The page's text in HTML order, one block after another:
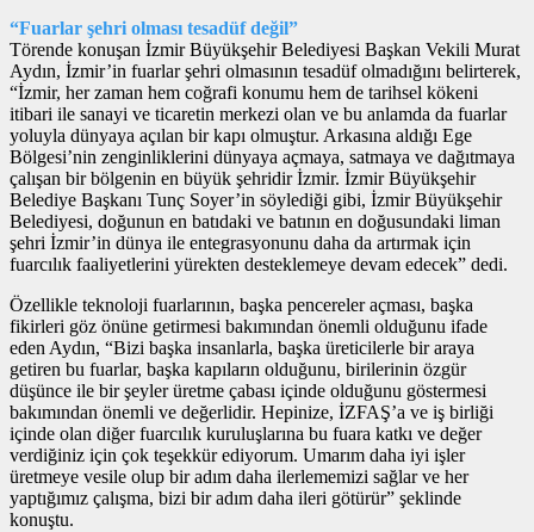
“Fuarlar şehri olması tesadüf değil”
Törende konuşan İzmir Büyükşehir Belediyesi Başkan Vekili Murat
Aydın, İzmir’in fuarlar şehri olmasının tesadüf olmadığını belirterek,
“İzmir, her zaman hem coğrafi konumu hem de tarihsel kökeni
itibari ile sanayi ve ticaretin merkezi olan ve bu anlamda da fuarlar
yoluyla dünyaya açılan bir kapı olmuştur. Arkasına aldığı Ege
Bölgesi’nin zenginliklerini dünyaya açmaya, satmaya ve dağıtmaya
çalışan bir bölgenin en büyük şehridir İzmir. İzmir Büyükşehir
Belediye Başkanı Tunç Soyer’in söylediği gibi, İzmir Büyükşehir
Belediyesi, doğunun en batıdaki ve batının en doğusundaki liman
şehri İzmir’in dünya ile entegrasyonunu daha da artırmak için
fuarcılık faaliyetlerini yürekten desteklemeye devam edecek” dedi.
Özellikle teknoloji fuarlarının, başka pencereler açması, başka
fikirleri göz önüne getirmesi bakımından önemli olduğunu ifade
eden Aydın, “Bizi başka insanlarla, başka üreticilerle bir araya
getiren bu fuarlar, başka kapıların olduğunu, birilerinin özgür
düşünce ile bir şeyler üretme çabası içinde olduğunu göstermesi
bakımından önemli ve değerlidir. Hepinize, İZFAŞ’a ve iş birliği
içinde olan diğer fuarcılık kuruluşlarına bu fuara katkı ve değer
verdiğiniz için çok teşekkür ediyorum. Umarım daha iyi işler
üretmeye vesile olup bir adım daha ilerlememizi sağlar ve her
yaptığımız çalışma, bizi bir adım daha ileri götürür” şeklinde
konuştu.